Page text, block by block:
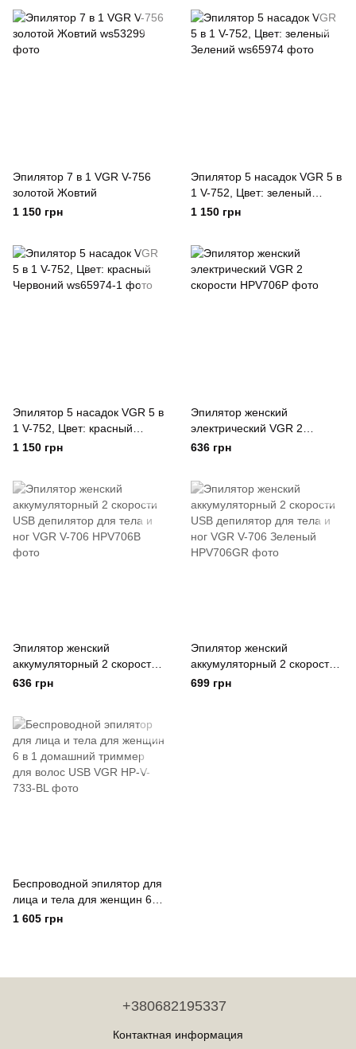
Эпилятор 7 в 1 VGR V-756
золотой Жовтий
1 150 грн
Эпилятор 5 насадок VGR 5 в
1 V-752, Цвет: зеленый
Зелений
1 150 грн
Эпилятор 5 насадок VGR 5 в
1 V-752, Цвет: красный
Червоний
1 150 грн
Эпилятор женский
электрический VGR 2
скорости
636 грн
Эпилятор женский
аккумуляторный 2 скорости
USB депилятор для тела и
636 грн
Эпилятор женский
аккумуляторный 2 скорости
USB депилятор для тела и
699 грн
Беспроводной эпилятор для
лица и тела для женщин 6 в
1 домашний триммер для
1 605 грн
+380682195337
Контактная информация